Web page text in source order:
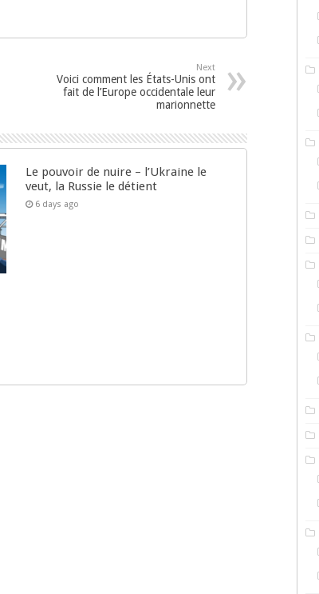
Next
Voici comment les États-Unis ont
fait de l’Europe occidentale leur
marionnette
Le pouvoir de nuire – l’Ukraine le
veut, la Russie le détient
6 days ago